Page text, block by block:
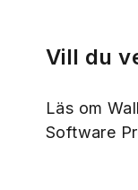
Vill du
Läs om
Software